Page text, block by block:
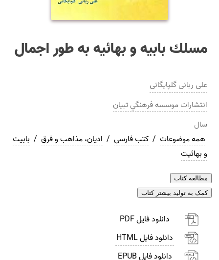
مسلك بابيه و بهائيه به طور اجمال
علی ربانی گلپایگانی
انتشاراتموسسه فرهنگي تبيان
سال
همه موضوعات / کتب فارسی / ادیان، مذاهب و فرق / بابیت
و بهائیت
مطالعه کتاب
کمک به تولید بیشتر کتاب
دانلود فایل PDF
دانلود فایل HTML
دانلود فایل EPUB